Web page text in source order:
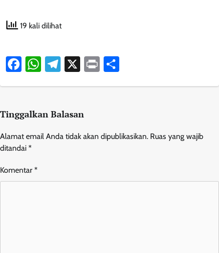
19 kali dilihat
Facebook
WhatsApp
Telegram
X Print
Tinggalkan Balasan
Alamat email Anda tidak akan dipublikasikan. Ruas yang wajib
ditandai *
Komentar *